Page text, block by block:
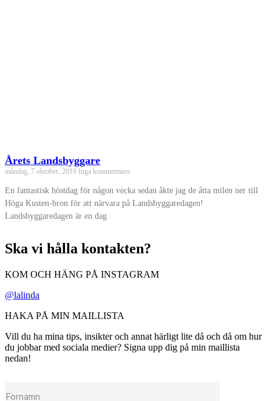
Årets Landsbyggare
måndag, 7 oktober, 2019 Inga kommentarer
En fantastisk höstdag för någon vecka sedan åkte jag de åtta milen ner till
Höga Kusten-bron för att närvara på Landsbyggaredagen!
Landsbyggaredagen är en dag
Ska vi hålla kontakten?
KOM OCH HÄNG PÅ INSTAGRAM
@lalinda
HAKA PÅ MIN MAILLISTA
Vill du ha mina tips, insikter och annat härligt lite då och då om hur
du jobbar med sociala medier? Signa upp dig på min maillista
nedan!